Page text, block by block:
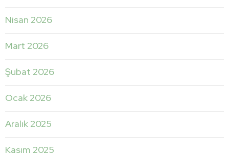
Nisan 2026
Mart 2026
Şubat 2026
Ocak 2026
Aralık 2025
Kasım 2025